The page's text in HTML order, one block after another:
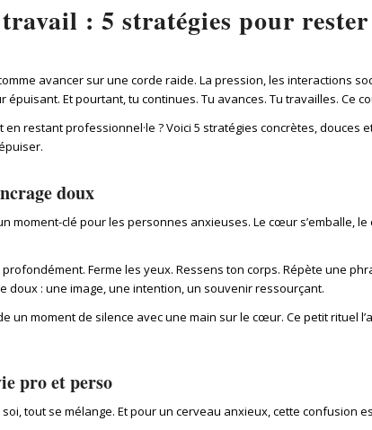
: 5 stratégies pour
avancer sur une corde raide. La pression, les interactions
Et pourtant, tu continues. Tu avances. Tu travailles. Ce
restant professionnel·le ? Voici 5 stratégies concrètes,
doux
moment-clé pour les personnes anxieuses. Le cœur s’emballe,
Ferme les yeux. Ressens ton corps. Répète une
doux : une image, une intention, un souvenir ressourçant.
un moment de silence avec une main sur le cœur. Ce petit rituel
pro et perso
tout se mélange. Et pour un cerveau anxieux, cette confusion